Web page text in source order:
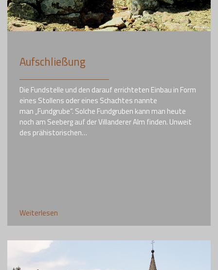
Aufschließung
Die Fundstelle und den darauf errichteten Einbau in Form
eines Stollens oder eines Schachtes nannte
man „Fundgrube“. Solche Fundgruben kann man heute
noch am Seeberg auf der Villanderer Alm finden. Unweit
des prähistorischen…
Weiterlesen